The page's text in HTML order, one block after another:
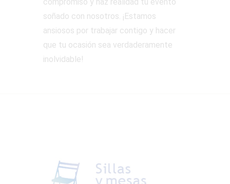
compromiso y haz realidad tu evento
soñado con nosotros. ¡Estamos
ansiosos por trabajar contigo y hacer
que tu ocasión sea verdaderamente
inolvidable!